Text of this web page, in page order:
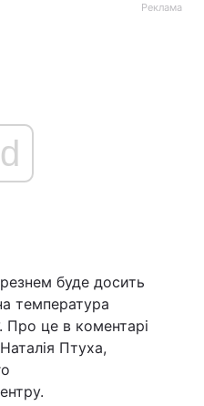
Реклама
буде досить
температура
Про це в коментарі
Птуха,